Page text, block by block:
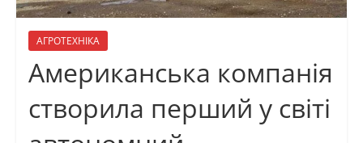
АГРОТЕХНІКА
Американська компанія
створила перший у світі